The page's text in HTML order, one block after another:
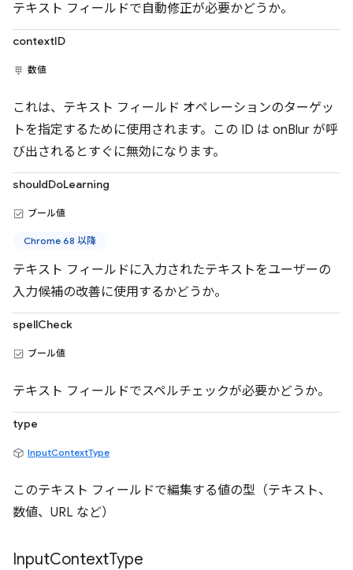
テキスト フィールドで自動修正が必要かどうか。
contextID
数値
これは、テキスト フィールド オペレーションのターゲッ
トを指定するために使用されます。この ID は onBlur が呼
び出されるとすぐに無効になります。
shouldDoLearning
ブール値
Chrome 68 以降
テキスト フィールドに入力されたテキストをユーザーの
入力候補の改善に使用するかどうか。
spellCheck
ブール値
テキスト フィールドでスペルチェックが必要かどうか。
type
InputContextType
このテキスト フィールドで編集する値の型（テキスト、
数値、URL など）
InputContextType